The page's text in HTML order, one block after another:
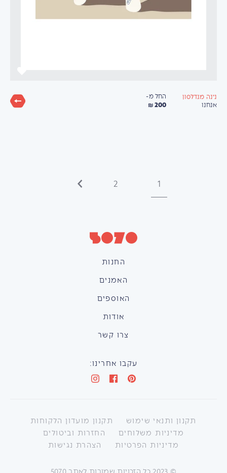
נינה מנדלסון
אנחנו
החל מ-
200 ₪
1
2
החנות
האמנים
האוספים
אודות
צרו קשר
עקבו אחרינו:
תקנון ותנאי שימוש
תקנון מועדון הלקוחות
מדיניות משלוחים
החזרות וביטולים
מדיניות הפרטיות
הצהרת נגישות